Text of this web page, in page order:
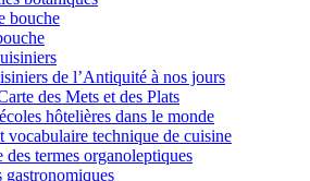
bouche
de l’Antiquité à nos jours
des Mets et des Plats
hôtelières dans le monde
vocabulaire technique de cuisine
termes organoleptiques
gastronomiques